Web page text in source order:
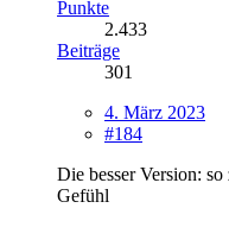
Punkte
2.433
Beiträge
301
4. März 2023
#184
Die besser Version:
Gefühl